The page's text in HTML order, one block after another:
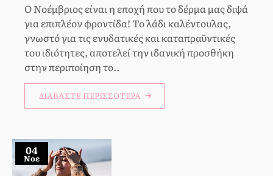
Ο Νοέμβριος είναι η εποχή που το δέρμα μας διψά
για επιπλέον φροντίδα! Το λάδι καλέντουλας,
γνωστό για τις ενυδατικές και καταπραϋντικές
του ιδιότητες, αποτελεί την ιδανική προσθήκη
στην περιποίηση το..
ΔΙΑΒΆΣΤΕ ΠΕΡΙΣΣΌΤΕΡΑ
04
Νοε